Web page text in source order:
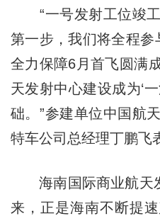
“一号发射工位竣工
第一步，我们将全程参
全力保障6月首飞圆满
天发射中心建设成为‘
础。”参建单位中国航
特车公司总经理丁鹏飞
海南国际商业航天发
来，正是海南不断提